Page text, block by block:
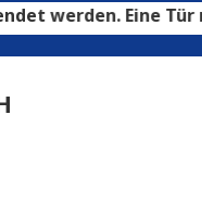
Eine Tür mit